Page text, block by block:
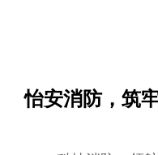
怡安消防，筑